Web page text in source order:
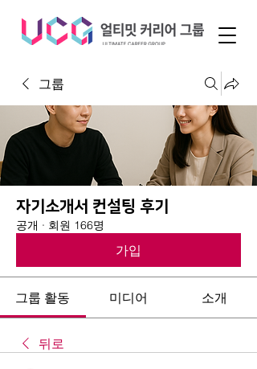
그룹
자기소개서 컨설팅 후기
공개 · 회원 166명
가입
그룹 활동 미디어 소개
뒤로